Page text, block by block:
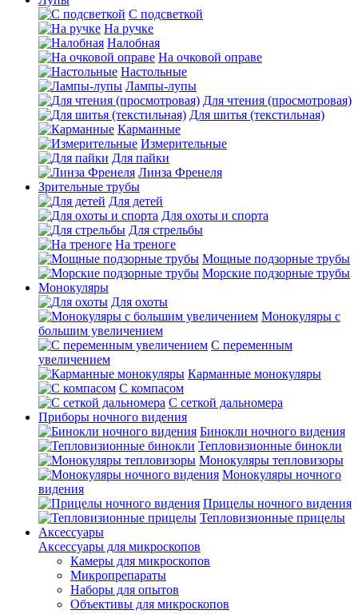
С подсветкой
На ручке
Налобная
На очковой оправе
Настольные
Лампы-лупы
Для чтения (просмотровая)
Для шитья (текстильная)
Карманные
Измерительные
Для пайки
Линза Френеля
Зрительные трубы
Для детей
Для охоты и спорта
Для стрельбы
На треноге
Мощные подзорные трубы
Морские подзорные трубы
Монокуляры
Для охоты
Монокуляры с
большим увеличением
С переменным
увеличением
Карманные монокуляры
С компасом
С сеткой дальномера
Приборы ночного видения
Бинокли ночного видения
Тепловизионные бинокли
Монокуляры тепловизоры
Монокуляры ночного
видения
Прицелы ночного видения
Тепловизионные прицелы
Аксессуары
Аксессуары для микроскопов
Камеры для микроскопов
Микропрепараты
Наборы для опытов
Объективы для микроскопов